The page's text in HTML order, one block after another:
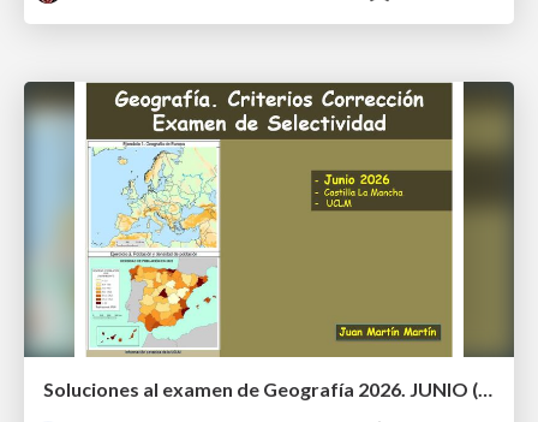
Soluciones al examen de Geografía 2026. JUNIO (Convocatoria Ordinaria)